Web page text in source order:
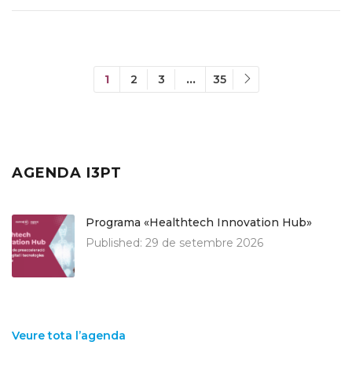
1 2 3 … 35
AGENDA I3PT
Programa «Healthtech Innovation Hub»
Published: 29 de setembre 2026
Veure tota l’agenda